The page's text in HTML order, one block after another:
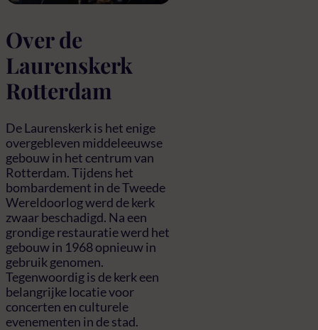
Over de
Laurenskerk
Rotterdam
De Laurenskerk is het enige
overgebleven middeleeuwse
gebouw in het centrum van
Rotterdam. Tijdens het
bombardement in de Tweede
Wereldoorlog werd de kerk
zwaar beschadigd. Na een
grondige restauratie werd het
gebouw in 1968 opnieuw in
gebruik genomen.
Tegenwoordig is de kerk een
belangrijke locatie voor
concerten en culturele
evenementen in de stad.